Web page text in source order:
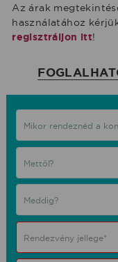
Az árak
használatához
regisztráljon itt!
Rendezvény jellege*